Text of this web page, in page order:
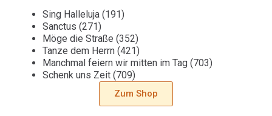
Sing Halleluja (191)
Sanctus (271)
Möge die Straße (352)
Tanze dem Herrn (421)
Manchmal feiern wir mitten im Tag (703)
Schenk uns Zeit (709)
Zum Shop